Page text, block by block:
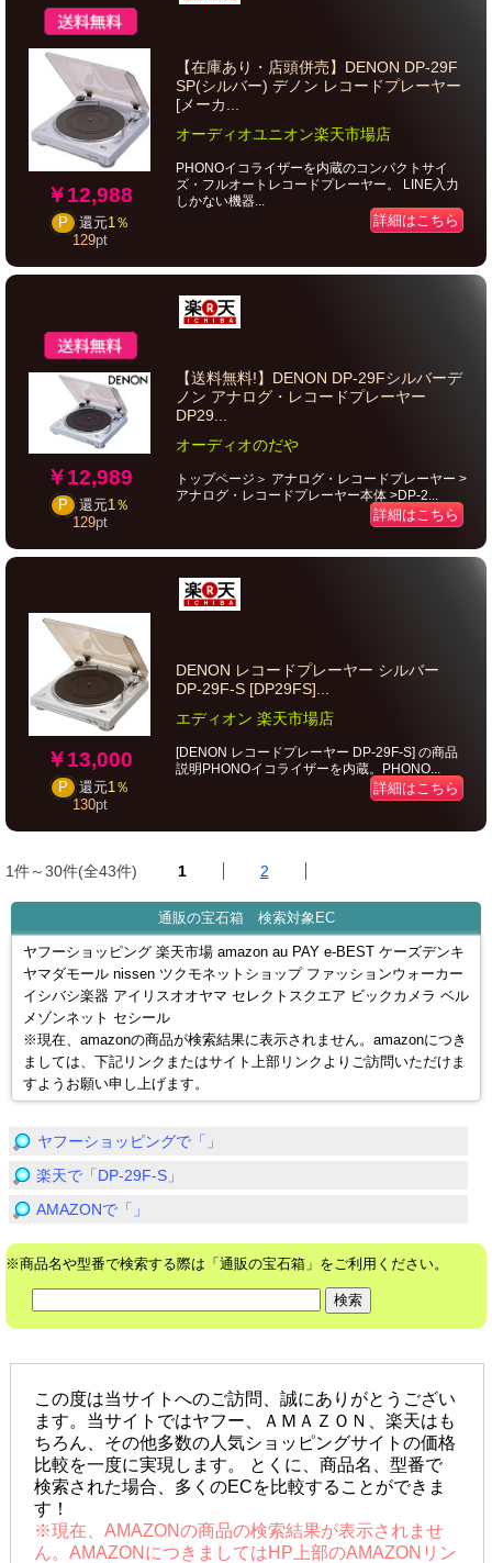
￥12,988
P 還元1％
129pt
【在庫あり・店頭併売】DENON DP-29F
SP(シルバー) デノン レコードプレーヤー
[メーカ...
オーディオユニオン楽天市場店
PHONOイコライザーを内蔵のコンパクトサイ
ズ・フルオートレコードプレーヤー。 LINE入力
しかない機器...
詳細はこちら
￥12,989
P 還元1％
129pt
【送料無料!】DENON DP-29Fシルバーデ
ノン アナログ・レコードプレーヤー
DP29...
オーディオのだや
トップページ＞ アナログ・レコードプレーヤー >
アナログ・レコードプレーヤー本体 >DP-2...
詳細はこちら
￥13,000
P 還元1％
130pt
DENON レコードプレーヤー シルバー
DP-29F-S [DP29FS]...
エディオン 楽天市場店
[DENON レコードプレーヤー DP-29F-S] の商品
説明PHONOイコライザーを内蔵。PHONO...
詳細はこちら
1件～30件(全43件) 1 2
通販の宝石箱 検索対象EC
ヤフーショッピング 楽天市場 amazon au PAY e-BEST ケーズデンキ
ヤマダモール nissen ツクモネットショップ ファッションウォーカー
イシバシ楽器 アイリスオオヤマ セレクトスクエア ビックカメラ ベル
メゾンネット セシール
※現在、amazonの商品が検索結果に表示されません。amazonにつき
ましては、下記リンクまたはサイト上部リンクよりご訪問いただけま
すようお願い申し上げます。
ヤフーショッピングで「」
楽天で「DP-29F-S」
AMAZONで「」
※商品名や型番で検索する際は「通販の宝石箱」をご利用ください。
この度は当サイトへのご訪問、誠にありがとうござい
ます。当サイトではヤフー、ＡＭＡＺＯＮ、楽天はも
ちろん、その他多数の人気ショッピングサイトの価格
比較を一度に実現します。 とくに、商品名、型番で
検索された場合、多くのECを比較することができま
す！
※現在、AMAZONの商品の検索結果が表示されませ
ん。AMAZONにつきましてはHP上部のAMAZONリン